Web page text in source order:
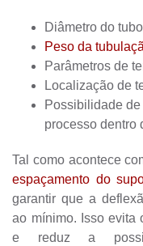
Diâmetro do tubo
Peso da
Parâmetros de
Localização de
Possibilidade
processo dentro
Tal como acontece
espaçamento do
garantir que a
ao mínimo. Isso evita
e reduz a